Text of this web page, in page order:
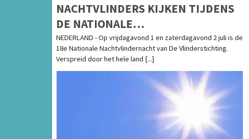
NACHTVLINDERS KIJKEN TIJDENS
DE NATIONALE
NACHTVLINDERNACHT
NEDERLAND - Op vrijdagavond 1 en zaterdagavond 2 juli is de
18e Nationale Nachtvlindernacht van De Vlinderstichting.
Verspreid door het hele land [...]